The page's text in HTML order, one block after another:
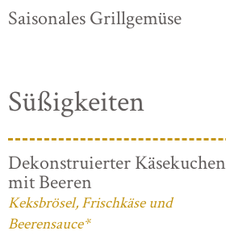
Saisonales Grillgemüse
Süßigkeiten
Dekonstruierter Käsekuchen
mit Beeren
Keksbrösel, Frischkäse und
Beerensauce*